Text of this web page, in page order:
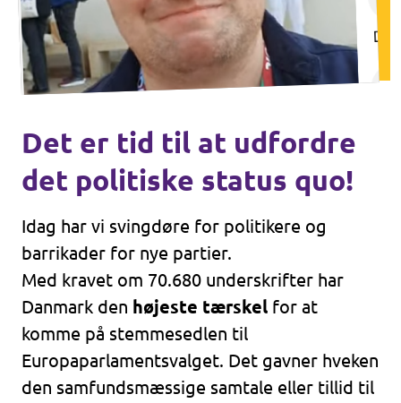
Det er tid til at udfordre
det politiske status quo!
Idag har vi svingdøre for politikere og
barrikader for nye partier.
Med kravet om 70.680 underskrifter har
Danmark den højeste tærskel for at
komme på stemmesedlen til
Europaparlamentsvalget. Det gavner hveken
den samfundsmæssige samtale eller tillid til